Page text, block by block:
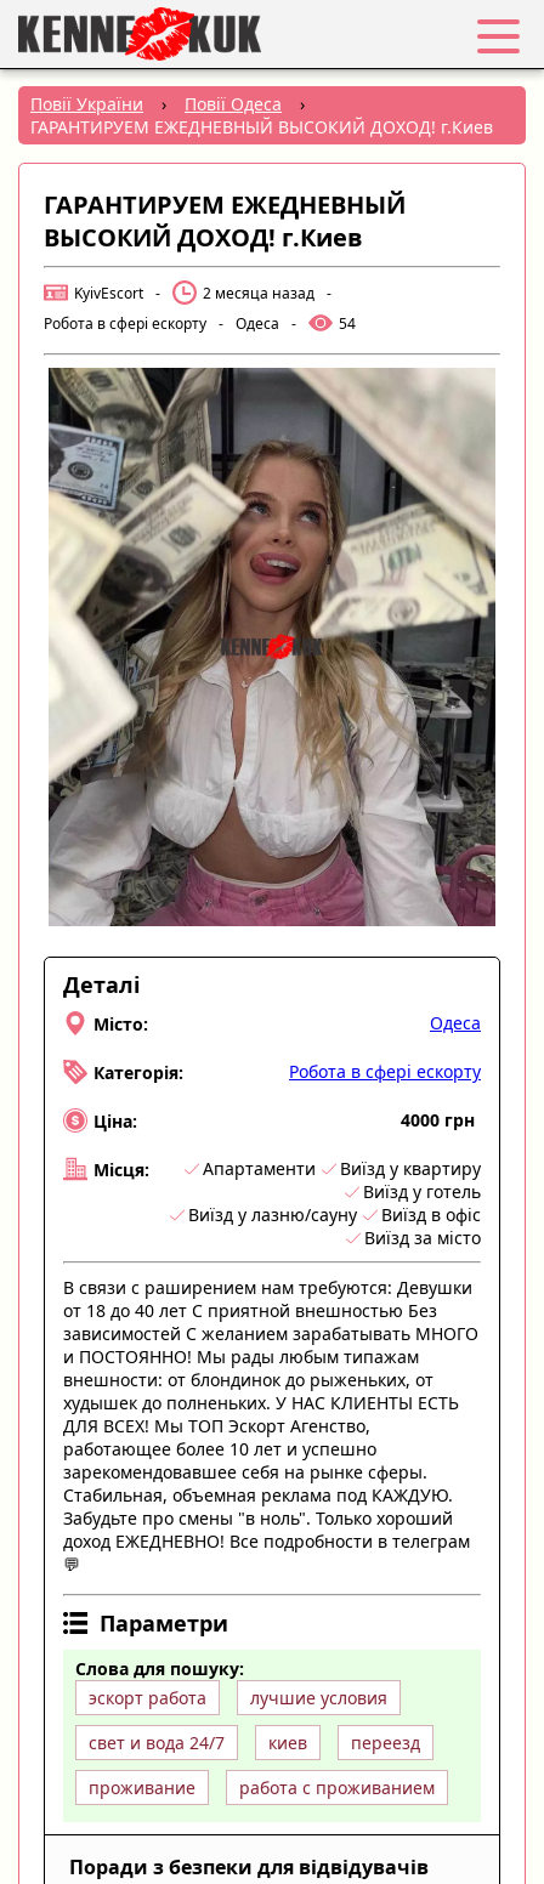
Обране
Вхід
Реєстрація
Міста:
РУС|
УКР
Створити оголошення
Повії України › Повії Одеса
›
ГАРАНТИРУЕМ ЕЖЕДНЕВНЫЙ ВЫСОКИЙ ДОХОД! г.Киев
ГАРАНТИРУЕМ ЕЖЕДНЕВНЫЙ
ВЫСОКИЙ ДОХОД! г.Киев
KyivEscort - 2 месяца назад -
Робота в сфері ескорту - Одеса - 54
Деталі
Місто: Одеса
Категорія: Робота в сфері ескорту
Ціна: 4000 грн
Місця: Апартаменти
Виїзд у квартиру
Виїзд у готель
Виїзд у лазню/сауну
Виїзд в офіс
Виїзд за місто
В связи с раширением нам требуются: Девушки
от 18 до 40 лет С приятной внешностью Без
зависимостей С желанием зарабатывать МНОГО
и ПОСТОЯННО! Мы рады любым типажам
внешности: от блондинок до рыженьких, от
худышек до полненьких. У НАС КЛИЕНТЫ ЕСТЬ
ДЛЯ ВСЕХ! Мы ТОП Эскорт Агенство,
работающее более 10 лет и успешно
зарекомендовавшее себя на рынке сферы.
Стабильная, объемная реклама под КАЖДУЮ.
Забудьте про смены "в ноль". Только хороший
доход ЕЖЕДНЕВНО! Все подробности в телеграм
💬
Параметри
Слова для пошуку:
эскорт работа
лучшие условия
свет и вода 24/7
киев
переезд
проживание
работа с проживанием
Поради з безпеки для відвідувачів